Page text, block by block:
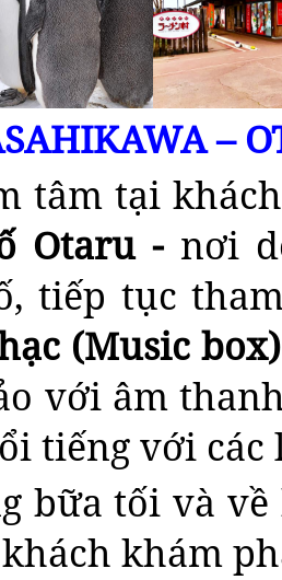
–
tâm tại
Otaru - nơi
tiếp tục
(Music
với âm
tiếng với các
bữa tối và
khám